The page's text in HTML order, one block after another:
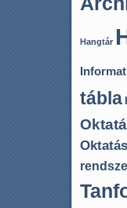
Hangtár
tábla